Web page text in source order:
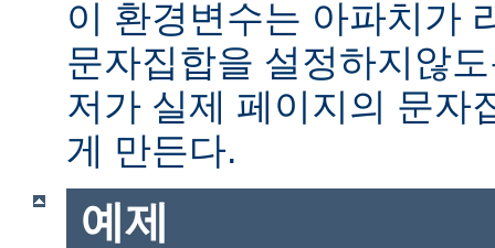
이 환경변수는 아파치가
문자집합을 설정하지않
저가 실제 페이지의 문자
게 만든다.
예제